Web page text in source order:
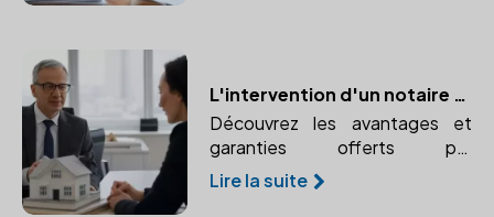
L'intervention d'un notaire dans votre projet immobilier : avantages et garanties
Découvrez les avantages et
garanties offerts par
l'intervention d'un notaire dans
votre projet immobilier.
Lire la suite